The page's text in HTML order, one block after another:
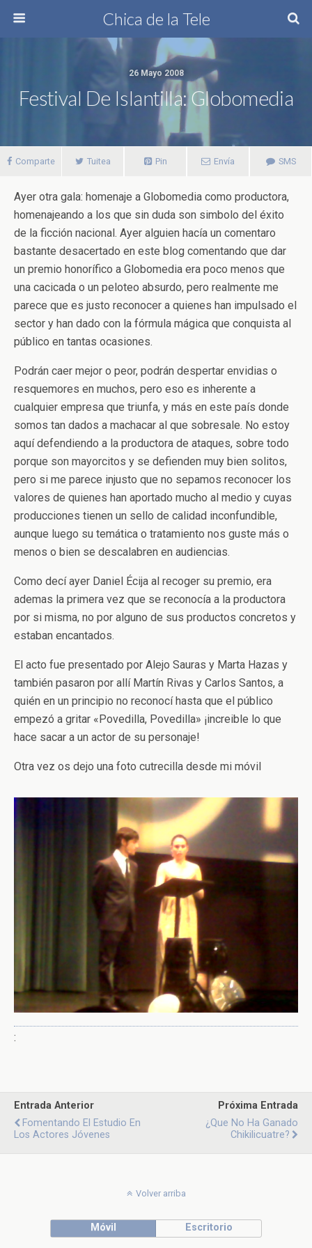
Chica de la Tele
26 Mayo 2008
Festival De Islantilla: Globomedia
Comparte Tuitea Pin Envía SMS
Ayer otra gala: homenaje a Globomedia como productora,
homenajeando a los que sin duda son simbolo del éxito
de la ficción nacional. Ayer alguien hacía un comentaro
bastante desacertado en este blog comentando que dar
un premio honorífico a Globomedia era poco menos que
una cacicada o un peloteo absurdo, pero realmente me
parece que es justo reconocer a quienes han impulsado el
sector y han dado con la fórmula mágica que conquista al
público en tantas ocasiones.
Podrán caer mejor o peor, podrán despertar envidias o
resquemores en muchos, pero eso es inherente a
cualquier empresa que triunfa, y más en este país donde
somos tan dados a machacar al que sobresale. No estoy
aquí defendiendo a la productora de ataques, sobre todo
porque son mayorcitos y se defienden muy bien solitos,
pero si me parece injusto que no sepamos reconocer los
valores de quienes han aportado mucho al medio y cuyas
producciones tienen un sello de calidad inconfundible,
aunque luego su temática o tratamiento nos guste más o
menos o bien se descalabren en audiencias.
Como decí ayer Daniel Écija al recoger su premio, era
ademas la primera vez que se reconocía a la productora
por si misma, no por alguno de sus productos concretos y
estaban encantados.
El acto fue presentado por Alejo Sauras y Marta Hazas y
también pasaron por allí Martín Rivas y Carlos Santos, a
quién en un principio no reconocí hasta que el público
empezó a gritar «Povedilla, Povedilla» ¡increible lo que
hace sacar a un actor de su personaje!
Otra vez os dejo una foto cutrecilla desde mi móvil
:
Entrada Anterior
Fomentando El Estudio En
Los Actores Jóvenes
Próxima Entrada
¿Que No Ha Ganado
Chikilicuatre?
Volver arriba
Móvil Escritorio